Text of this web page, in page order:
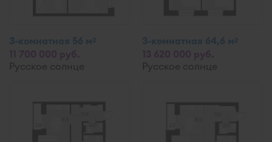
3-комнатная 56 м2
Русское солнце
3-комнатная 64,6 м2
Русское солнце